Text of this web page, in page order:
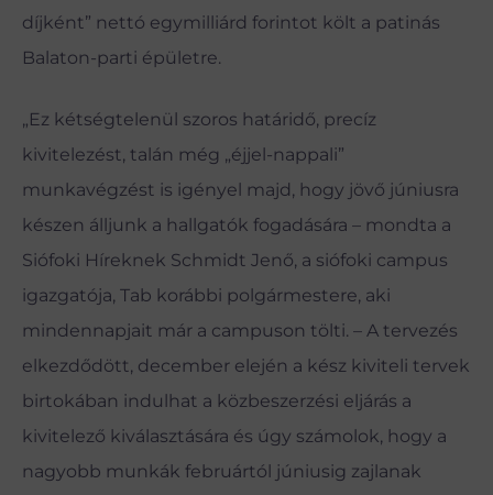
díjként” nettó egymilliárd forintot költ a patinás
Balaton-parti épületre.
„Ez kétségtelenül szoros határidő, precíz
kivitelezést, talán még „éjjel-nappali”
munkavégzést is igényel majd, hogy jövő júniusra
készen álljunk a hallgatók fogadására – mondta a
Siófoki Híreknek Schmidt Jenő, a siófoki campus
igazgatója, Tab korábbi polgármestere, aki
mindennapjait már a campuson tölti. – A tervezés
elkezdődött, december elején a kész kiviteli tervek
birtokában indulhat a közbeszerzési eljárás a
kivitelező kiválasztására és úgy számolok, hogy a
nagyobb munkák februártól júniusig zajlanak